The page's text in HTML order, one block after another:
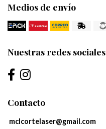
Medios de envío
Nuestras redes sociales
Contacto
mclcortelaser@gmail.com